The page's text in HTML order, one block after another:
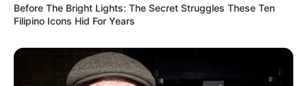
Before The Bright Lights: The Secret Struggles These Ten
Filipino Icons Hid For Years